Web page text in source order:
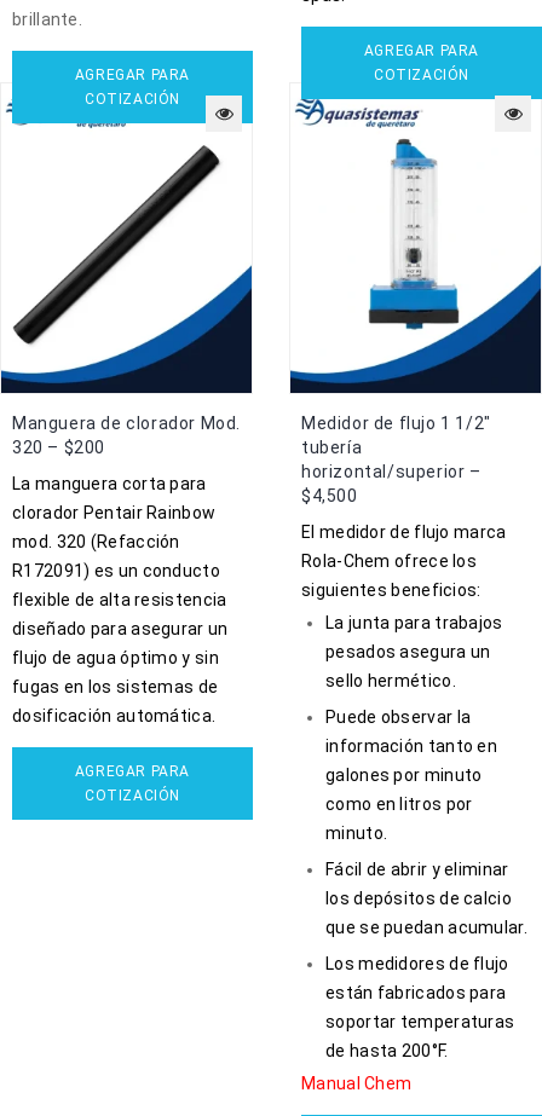
brillante.
AGREGAR PARA
COTIZACIÓN
AGREGAR PARA
COTIZACIÓN
Manguera de clorador Mod.
320 – $200
La manguera corta para
clorador Pentair Rainbow
mod. 320 (Refacción
R172091) es un conducto
flexible de alta resistencia
diseñado para asegurar un
flujo de agua óptimo y sin
fugas en los sistemas de
dosificación automática.
AGREGAR PARA
COTIZACIÓN
Medidor de flujo 1 1/2″
tubería
horizontal/superior –
$4,500
El medidor de flujo marca
Rola-Chem ofrece los
siguientes beneficios:
La junta para trabajos
pesados asegura un
sello hermético.
Puede observar la
información tanto en
galones por minuto
como en litros por
minuto.
Fácil de abrir y eliminar
los depósitos de calcio
que se puedan acumular.
Los medidores de flujo
están fabricados para
soportar temperaturas
de hasta 200°F.
Manual Chem